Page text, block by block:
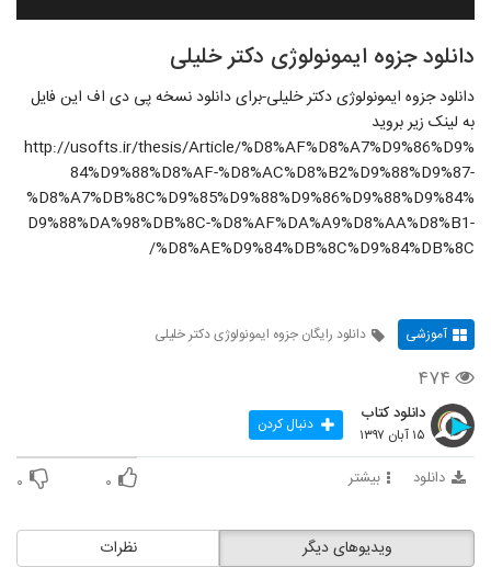
دانلود جزوه ایمونولوژی دکتر خلیلی
دانلود جزوه ایمونولوژی دکتر خلیلی-برای دانلود نسخه پی دی اف این فایل
به لینک زیر بروید
http://usofts.ir/thesis/Article/%D8%AF%D8%A7%D9%86%D9%
84%D9%88%D8%AF-%D8%AC%D8%B2%D9%88%D9%87-
%D8%A7%DB%8C%D9%85%D9%88%D9%86%D9%88%D9%84%
D9%88%DA%98%DB%8C-%D8%AF%DA%A9%D8%AA%D8%B1-
%D8%AE%D9%84%DB%8C%D9%84%DB%8C/
آموزشی دانلود رایگان جزوه ایمونولوژی دکتر خلیلی
۴۷۴
دانلود کتاب
۱۵ آبان ۱۳۹۷ دنبال کردن
دانلود بیشتر ۰ ۰
نظرات ویدیوهای دیگر